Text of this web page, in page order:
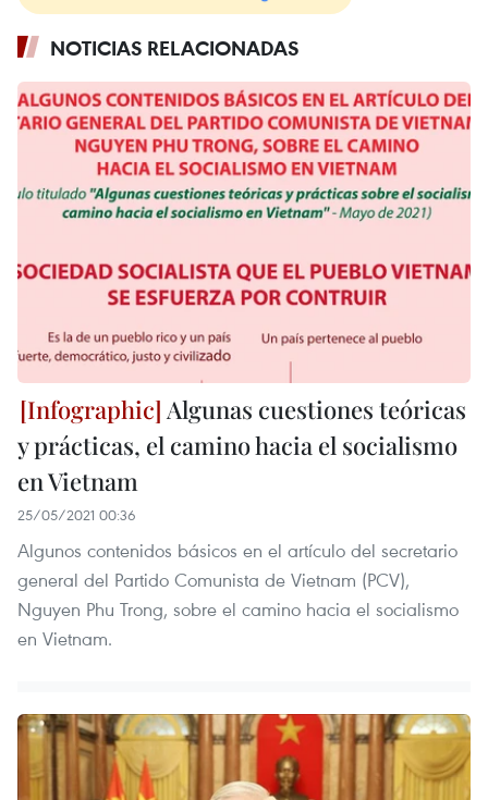
NOTICIAS RELACIONADAS
Algunas cuestiones teóricas
y prácticas, el camino hacia el socialismo
en Vietnam
25/05/2021 00:36
Algunos contenidos básicos en el artículo del secretario
general del Partido Comunista de Vietnam (PCV),
Nguyen Phu Trong, sobre el camino hacia el socialismo
en Vietnam.